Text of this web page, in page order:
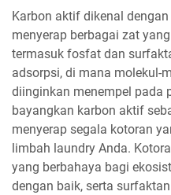
Karbon aktif dikenal
menyerap berbagai zat
termasuk fosfat dan
adsorpsi, di mana molekul-
diinginkan menempel pada
bayangkan karbon aktif
menyerap segala kotoran
limbah laundry Anda.
yang berbahaya bagi
dengan baik, serta